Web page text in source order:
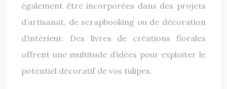
également être incorporées dans des projets
d’artisanat, de scrapbooking ou de décoration
d’intérieur. Des livres de créations florales
offrent une multitude d’idées pour exploiter le
potentiel décoratif de vos tulipes.